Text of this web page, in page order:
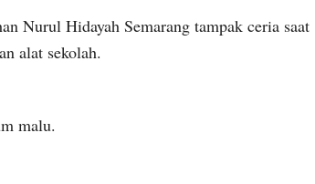
Nurul Hidayah Semarang tampak ceria saat
alat sekolah.
malu.